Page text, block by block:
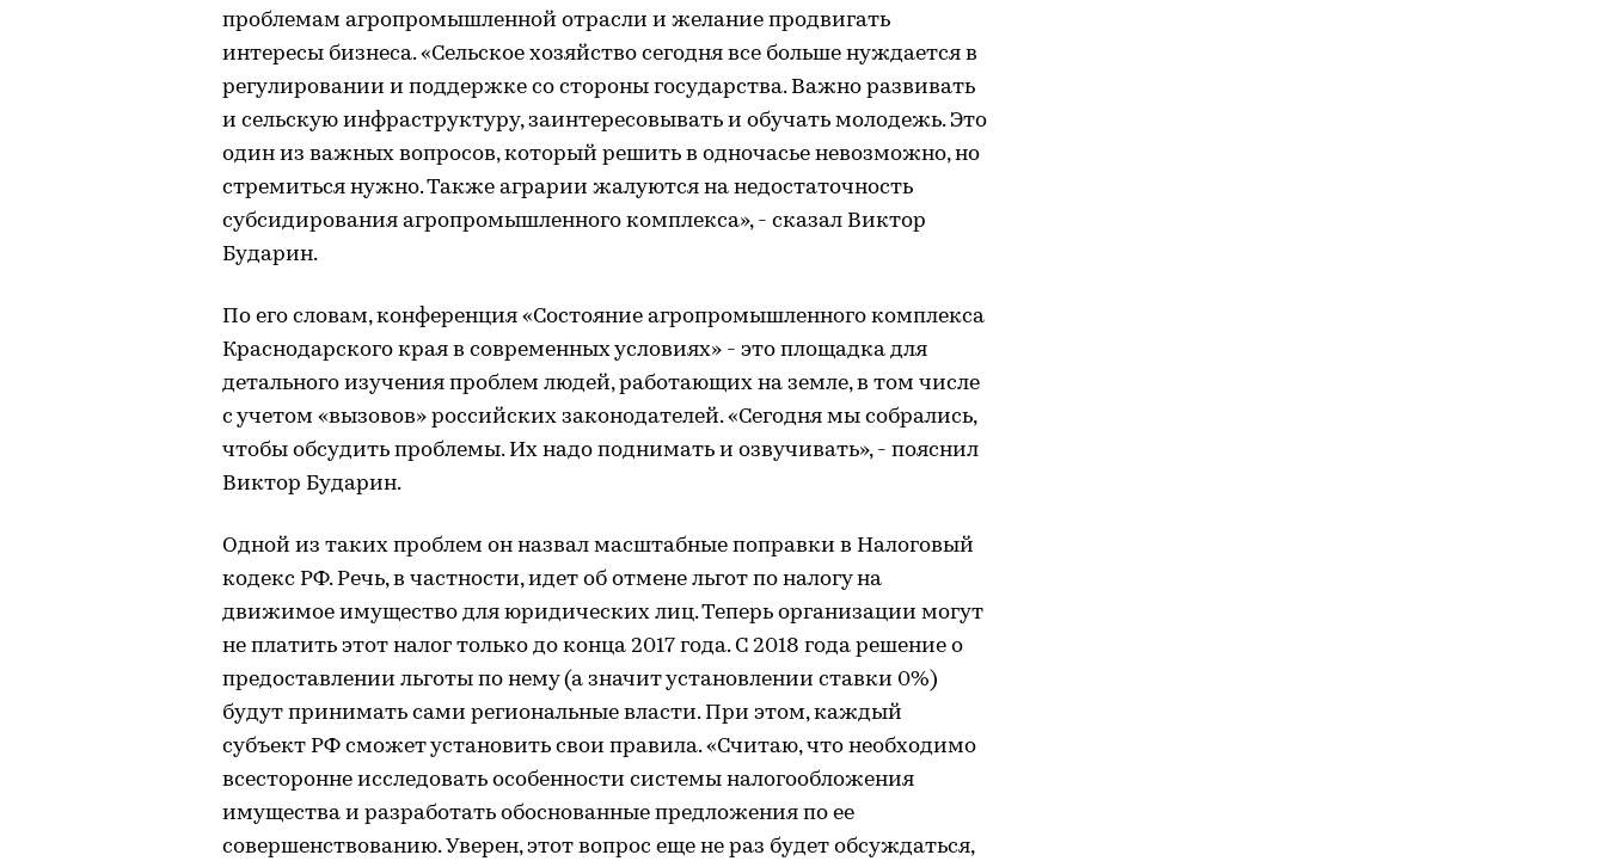
проблемам агропромышленной отрасли и желание продвигать
интересы бизнеса. «Сельское хозяйство сегодня все больше нуждается в
регулировании и поддержке со стороны государства. Важно развивать
и сельскую инфраструктуру, заинтересовывать и обучать молодежь. Это
один из важных вопросов, который решить в одночасье невозможно, но
стремиться нужно. Также аграрии жалуются на недостаточность
субсидирования агропромышленного комплекса», - сказал Виктор
Бударин.
По его словам, конференция «Состояние агропромышленного комплекса
Краснодарского края в современных условиях» - это площадка для
детального изучения проблем людей, работающих на земле, в том числе
с учетом «вызовов» российских законодателей. «Сегодня мы собрались,
чтобы обсудить проблемы. Их надо поднимать и озвучивать», - пояснил
Виктор Бударин.
Одной из таких проблем он назвал масштабные поправки в Налоговый
кодекс РФ. Речь, в частности, идет об отмене льгот по налогу на
движимое имущество для юридических лиц. Теперь организации могут
не платить этот налог только до конца 2017 года. С 2018 года решение о
предоставлении льготы по нему (а значит установлении ставки 0%)
будут принимать сами региональные власти. При этом, каждый
субъект РФ сможет установить свои правила. «Считаю, что необходимо
всесторонне исследовать особенности системы налогообложения
имущества и разработать обоснованные предложения по ее
совершенствованию. Уверен, этот вопрос еще не раз будет обсуждаться,